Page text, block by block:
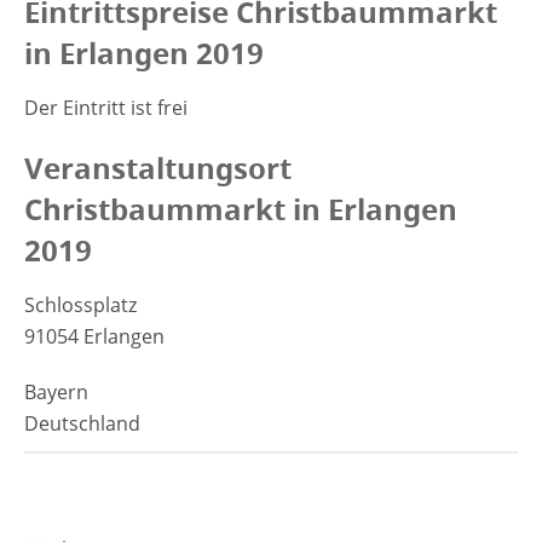
Eintrittspreise Christbaummarkt
in Erlangen 2019
Der Eintritt ist frei
Veranstaltungsort
Christbaummarkt in Erlangen
2019
Schlossplatz
91054 Erlangen
Bayern
Deutschland